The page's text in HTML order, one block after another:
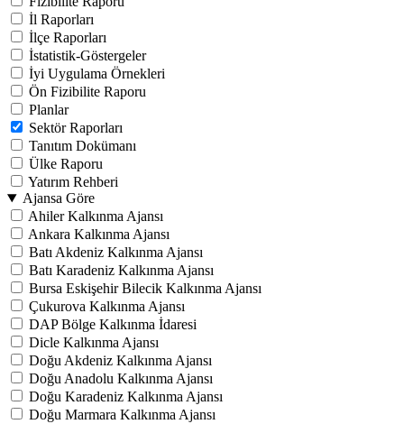
İl Raporları
İlçe Raporları
İstatistik-Göstergeler
İyi Uygulama Örnekleri
Ön Fizibilite Raporu
Planlar
Sektör Raporları
Tanıtım Dokümanı
Ülke Raporu
Yatırım Rehberi
Ajansa Göre
Ahiler Kalkınma Ajansı
Ankara Kalkınma Ajansı
Batı Akdeniz Kalkınma Ajansı
Batı Karadeniz Kalkınma Ajansı
Bursa Eskişehir Bilecik Kalkınma Ajansı
Çukurova Kalkınma Ajansı
DAP Bölge Kalkınma İdaresi
Dicle Kalkınma Ajansı
Doğu Akdeniz Kalkınma Ajansı
Doğu Anadolu Kalkınma Ajansı
Doğu Karadeniz Kalkınma Ajansı
Doğu Marmara Kalkınma Ajansı